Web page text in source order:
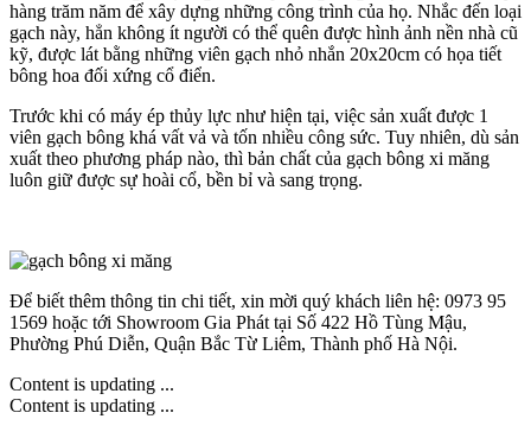
hàng trăm năm để xây dựng những công trình của họ. Nhắc đến loại
gạch này, hẳn không ít người có thể quên được hình ảnh nền nhà cũ
kỹ, được lát bằng những viên gạch nhỏ nhắn 20x20cm có họa tiết
bông hoa đối xứng cổ điển.
Trước khi có máy ép thủy lực như hiện tại, việc sản xuất được 1
viên gạch bông khá vất vả và tốn nhiều công sức. Tuy nhiên, dù sản
xuất theo phương pháp nào, thì bản chất của gạch bông xi măng
luôn giữ được sự hoài cổ, bền bỉ và sang trọng.
Để biết thêm thông tin chi tiết, xin mời quý khách liên hệ: 0973 95
1569 hoặc tới Showroom Gia Phát tại Số 422 Hồ Tùng Mậu,
Phường Phú Diễn, Quận Bắc Từ Liêm, Thành phố Hà Nội.
Content is updating ...
Content is updating ...